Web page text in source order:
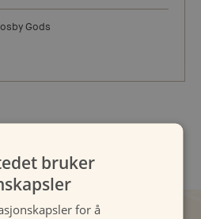
Gods
bruker
for å